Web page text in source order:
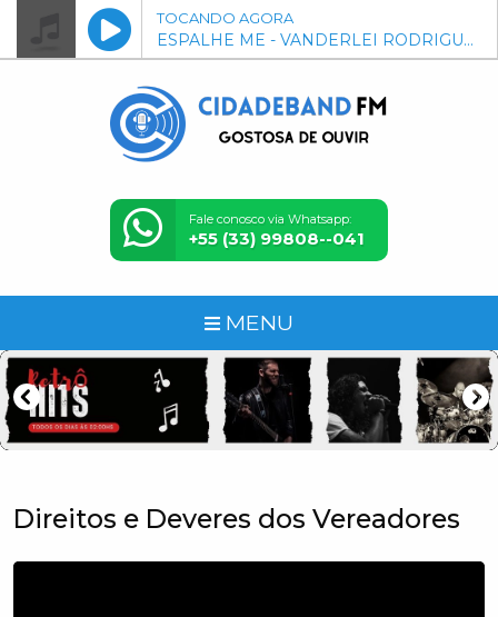
TOCANDO AGORA
ESPALHE ME - VANDERLEI RODRIGUES ( VERSO VIVO ROMANTICOS S\uFFFD LOUCOS )
Fale conosco via Whatsapp:
+55 (33) 99808--041
MENU
Direitos e Deveres dos Vereadores